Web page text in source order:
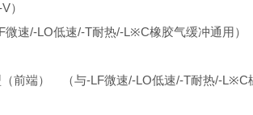
）
速/-LO低速/-T耐热/-L※C橡胶气缓冲通用
（前端） （与-LF微速/-LO低速/-T耐热/-